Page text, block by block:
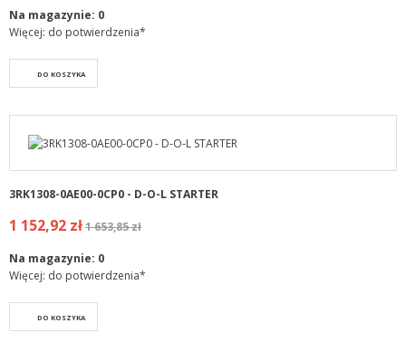
Na magazynie: 0
Więcej: do potwierdzenia*
DO KOSZYKA
3RK1308-0AE00-0CP0 - D-O-L STARTER
1 152,92 zł1 653,85 zł
Na magazynie: 0
Więcej: do potwierdzenia*
DO KOSZYKA